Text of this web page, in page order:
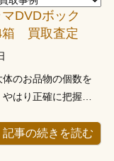
DVDボック
箱 買取査定
のお品物の個数を
はり正確に把握す
よりも多いことがあ
事の続きを読む